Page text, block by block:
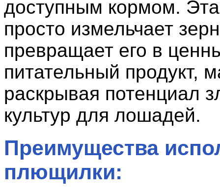
доступным кормом.
просто измельчает
превращает его в
питательный продукт,
раскрывая потенциал
культур для лошадей.
Преимущества
плющилки: